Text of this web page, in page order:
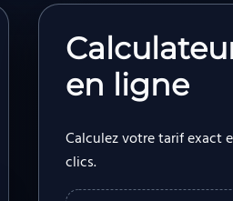
en ligne
Calculez votre tarif exact
clics.